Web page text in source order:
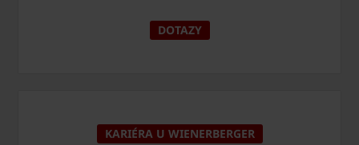
DOTAZY
KARIÉRA U WIENERBERGER